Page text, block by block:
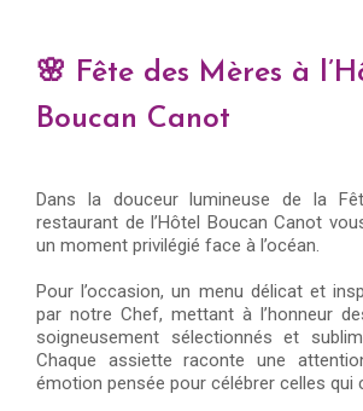
🌸 Fête des Mères à
Boucan Canot
Dans la douceur lumineuse de la
restaurant de l’Hôtel Boucan Canot
un moment privilégié face à l’océan.
Pour l’occasion, un menu délicat et
par notre Chef, mettant à l’honneur
soigneusement sélectionnés et
Chaque assiette raconte une
émotion pensée pour célébrer celles qui